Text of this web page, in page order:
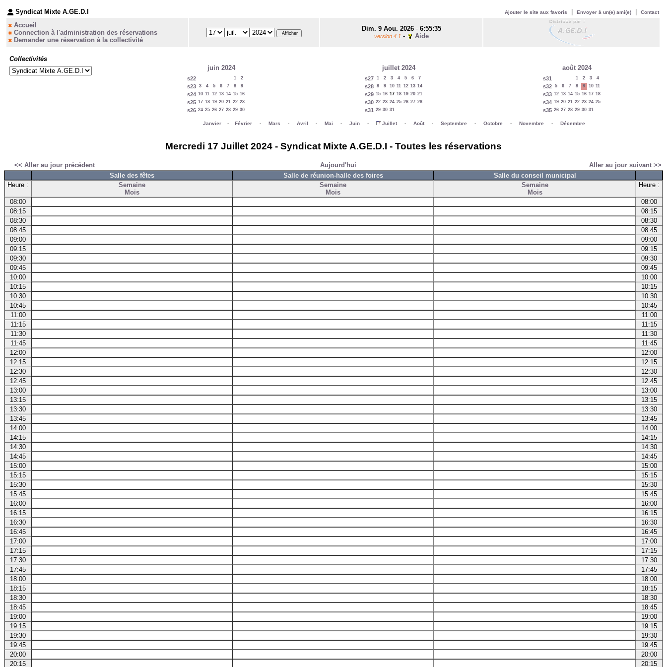
Syndicat Mixte A.GE.D.I Ajouter le site aux favoris Envoyer à un(e) ami(e) Contact
Accueil
Connection à l'administration des réservations
Demander une réservation à la collectivité
Dim. 9 Aou. 2026- 6:55:35
version 4.1 - Aide
Collectivités
juin 2024
s22 1 2
s23 3 4 5 6 7 8 9
s24 10 11 12 13 14 15 16
s25 17 18 19 20 21 22 23
s26 24 25 26 27 28 29 30
juillet 2024
s27 1 2 3 4 5 6 7
s28 8 9 10 11 12 13 14
s29 15 16 17 18 19 20 21
s30 22 23 24 25 26 27 28
s31 29 30 31
août 2024
s31 1 2 3 4
s32 5 6 7 8 9 10 11
s33 12 13 14 15 16 17 18
s34 19 20 21 22 23 24 25
s35 26 27 28 29 30 31
Janvier- Février- Mars - Avril - Mai - Juin- Juillet- Août- Septembre - Octobre - Novembre - Décembre
Mercredi 17 Juillet 2024 - Syndicat Mixte A.GE.D.I - Toutes les réservations
<< Aller au jour précédent Aujourd'hui
Aller au jour suivant >>
Salle des fêtes
Salle de réunion-halle des foires
Salle du conseil municipal
Heure :
Semaine
Mois
Semaine
Mois
Semaine
Mois
Heure :
08:00
08:00
08:15
08:15
08:30
08:30
08:45
08:45
09:00
09:00
09:15
09:15
09:30
09:30
09:45
09:45
10:00
10:00
10:15
10:15
10:30
10:30
10:45
10:45
11:00
11:00
11:15
11:15
11:30
11:30
11:45
11:45
12:00
12:00
12:15
12:15
12:30
12:30
12:45
12:45
13:00
13:00
13:15
13:15
13:30
13:30
13:45
13:45
14:00
14:00
14:15
14:15
14:30
14:30
14:45
14:45
15:00
15:00
15:15
15:15
15:30
15:30
15:45
15:45
16:00
16:00
16:15
16:15
16:30
16:30
16:45
16:45
17:00
17:00
17:15
17:15
17:30
17:30
17:45
17:45
18:00
18:00
18:15
18:15
18:30
18:30
18:45
18:45
19:00
19:00
19:15
19:15
19:30
19:30
19:45
19:45
20:00
20:00
20:15
20:15